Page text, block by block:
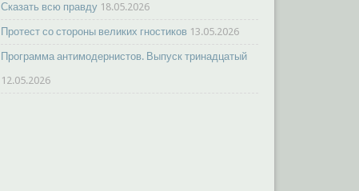
Сказать всю правду 18.05.2026
Протест со стороны великих гностиков 13.05.2026
Программа антимодернистов. Выпуск тринадцатый
12.05.2026